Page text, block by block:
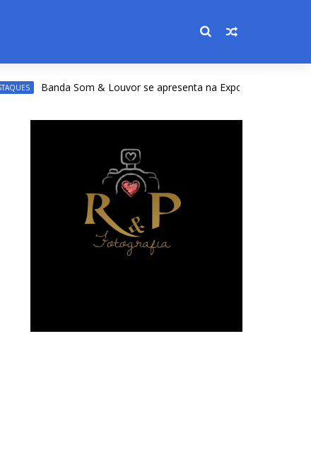
Banda Som & Louvor se apresenta na Expoacre nesta sexta;